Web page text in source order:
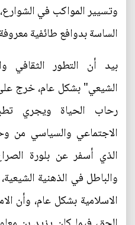
وتسيير المواكب في
الساسة بدوافع طائفية
بيد أن التطور الثقافي
الشيعي" بشكل عام، خرج
رحاب الحياة ويجري
الاجتماعي والسياسي من
الذي أسفر عن بلورة
والباطل في الذهنية
الاسلامية بشكل عام، وأن